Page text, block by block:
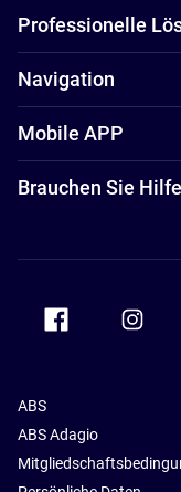
Professionelle
Navigation
Mobile APP
Brauchen Sie
Accor Facebook
ABS
ABS Adagio